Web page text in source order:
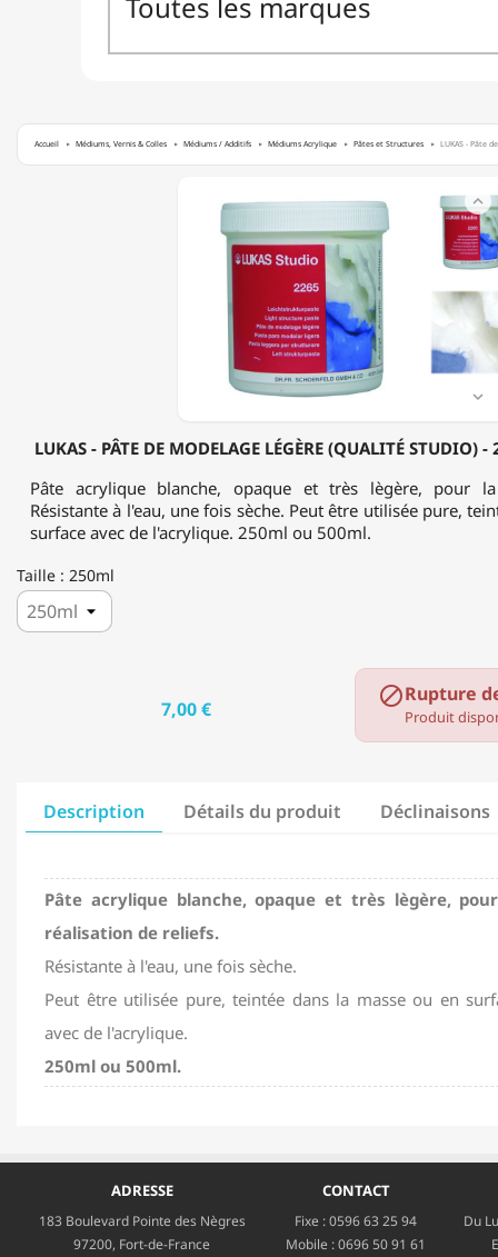
Accueil Médiums, Vernis & Colles Médiums / Additifs Médiums Acrylique Pâtes et Structures LUKAS - Pâte
500ML
LUKAS - PÂTE DE MODELAGE LÉGÈRE (QUALITÉ


Pâte acrylique blanche, opaque et très lègère, pour
Résistante à l'eau, une fois sèche. Peut être utilisée pure,
surface avec de l'acrylique. 250ml ou 500ml.
Taille : 250ml
7,00 € Rupture
Produit
Description Détails du produit Déclinaisons
Pâte acrylique blanche, opaque et très lègère,
réalisation de reliefs.
Résistante à l'eau, une fois sèche.
Peut être utilisée pure, teintée dans la masse ou en
avec de l'acrylique.
250ml ou 500ml.
ADRESSE
183 Boulevard Pointe des Nègres
97200, Fort-de-France
CONTACT
Fixe :0596 63 25 94
Mobile :0696 50 91 61
Du